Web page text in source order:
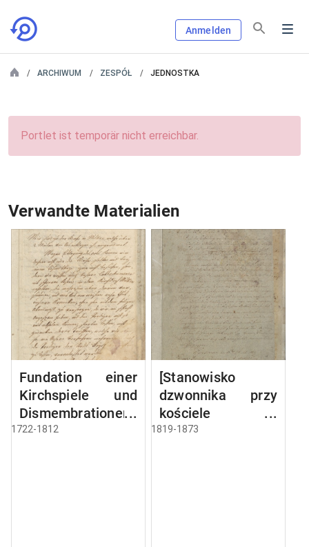
Anmelden
ARCHIWUM ZESPÓŁ JEDNOSTKA
Portlet ist temporär nicht erreichbar.
Verwandte Materialien
Fundation einer
Kirchspiele und
Dismembrationen-
Sache
1722-1812
[Stanowisko
dzwonnika przy
kościele w
Miłkach]
1819-1873